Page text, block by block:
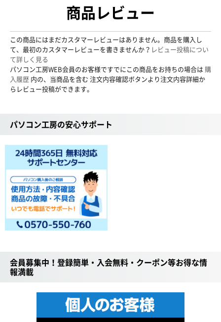
商品レビュー
この商品にはまだカスタマーレビューはありません。商品を購入し
て、最初のカスタマーレビューを書きませんか？ レビュー投稿につい
て詳しく見る
パソコン工房WEB会員のお客様ですでにこの商品をお持ちの場合は 購
入履歴 内の、当商品を含む 注文内容確認ボタンより注文内容詳細か
らレビュー投稿ができます。
パソコン工房の安心サポート
会員募集中！登録簡単・入会無料・クーポン等お得な情
報満載